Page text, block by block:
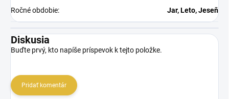
Ročné obdobie: Jar, Leto, Jeseň
Diskusia
Buďte prvý, kto napíše príspevok k tejto položke.
Pridať komentár